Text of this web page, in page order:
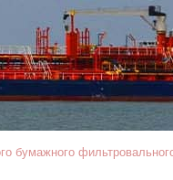
бумажного